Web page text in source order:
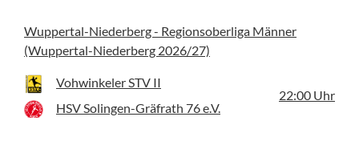
Wuppertal-Niederberg - Regionsoberliga Männer
(Wuppertal-Niederberg 2026/27)
Vohwinkeler STV II
HSV Solingen-Gräfrath 76 e.V.
22:00 Uhr